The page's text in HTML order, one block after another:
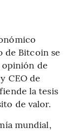
de Bitcoin se
de
CEO de
la tesis
de valor.
mundial,